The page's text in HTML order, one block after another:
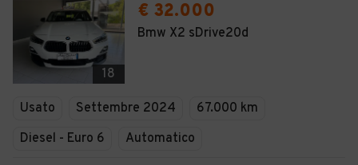
Moto
Camper
Veicoli Commerciali
18
€ 32.000
Bmw X2 sDrive20d
Usato Settembre 2024
67.000 km
Diesel - Euro 6
Automatico